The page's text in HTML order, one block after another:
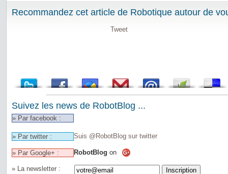
Recommandez cet article de Robotique autour de
Tweet
Suivez les news de RobotBlog ...
» Par facebook :
» Par twitter : Suis @RobotBlog sur twitter
» Par Google+ : RobotBlog on
» La newsletter :